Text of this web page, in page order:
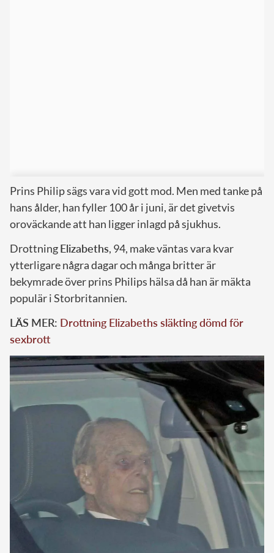
Prins Philip sägs vara vid gott mod. Men med tanke på
hans ålder, han fyller 100 år i juni, är det givetvis
oroväckande att han ligger inlagd på sjukhus.
DrottningElizabeths, 94, make väntas vara kvar
ytterligare några dagar och många britter är
bekymrade över prins Philips hälsa då han är mäkta
populär i Storbritannien.
LÄS MER: Drottning Elizabeths släkting dömd för
sexbrott